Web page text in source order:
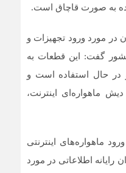
به صورت قاچاق است.
در مورد ورود تجهیزات و
گفت: این قطعات به
در حال استفاده است و
ماهواره‌ای اینترنت،
ماهواره‌های اینترنتی
اطلاعاتی در مورد